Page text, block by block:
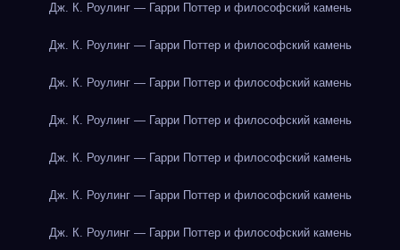
Дж. К. Роулинг — Гарри Поттер и философский камень
Дж. К. Роулинг — Гарри Поттер и философский камень
Дж. К. Роулинг — Гарри Поттер и философский камень
Дж. К. Роулинг — Гарри Поттер и философский камень
Дж. К. Роулинг — Гарри Поттер и философский камень
Дж. К. Роулинг — Гарри Поттер и философский камень
Дж. К. Роулинг — Гарри Поттер и философский камень